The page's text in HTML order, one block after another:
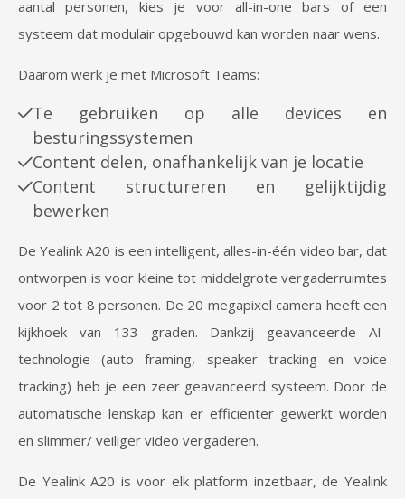
aantal personen, kies je voor all-in-one bars of een
systeem dat modulair opgebouwd kan worden naar wens.
Daarom werk je met Microsoft Teams:
Te gebruiken op alle devices en
besturingssystemen
Content delen, onafhankelijk van je locatie
Content structureren en gelijktijdig
bewerken
De Yealink A20 is een intelligent, alles-in-één video bar, dat
ontworpen is voor kleine tot middelgrote vergaderruimtes
voor 2 tot 8 personen. De 20 megapixel camera heeft een
kijkhoek van 133 graden. Dankzij geavanceerde AI-
technologie (auto framing, speaker tracking en voice
tracking) heb je een zeer geavanceerd systeem. Door de
automatische lenskap kan er efficiënter gewerkt worden
en slimmer/ veiliger video vergaderen.
De Yealink A20 is voor elk platform inzetbaar, de Yealink